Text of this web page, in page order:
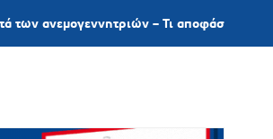
– Τι αποφάσισε το Δημοτικό